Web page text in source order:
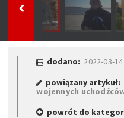
dodano: 2022-03-
powiązany artykuł:
wojennych
powrót do